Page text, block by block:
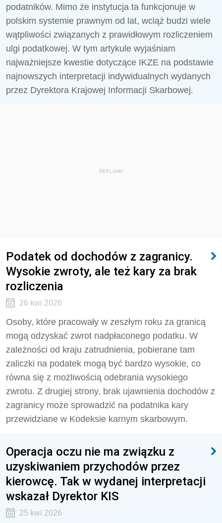
podatników. Mimo że instytucja ta funkcjonuje w
polskim systemie prawnym od lat, wciąż budzi wiele
wątpliwości związanych z prawidłowym rozliczeniem
ulgi podatkowej. W tym artykule wyjaśniam
najważniejsze kwestie dotyczące IKZE na podstawie
najnowszych interpretacji indywidualnych wydanych
przez Dyrektora Krajowej Informacji Skarbowej.
REKLAMA
Podatek od dochodów z zagranicy.
Wysokie zwroty, ale też kary za brak
rozliczenia
26 kwi 2026
Osoby, które pracowały w zeszłym roku za granicą
mogą odzyskać zwrot nadpłaconego podatku. W
zależności od kraju zatrudnienia, pobierane tam
zaliczki na podatek mogą być bardzo wysokie, co
równa się z możliwością odebrania wysokiego
zwrotu. Z drugiej strony, brak ujawnienia dochodów z
zagranicy może sprowadzić na podatnika kary
przewidziane w Kodeksie karnym skarbowym.
Operacja oczu nie ma związku z
uzyskiwaniem przychodów przez
kierowcę. Tak w wydanej interpretacji
wskazał Dyrektor KIS
25 kwi 2026